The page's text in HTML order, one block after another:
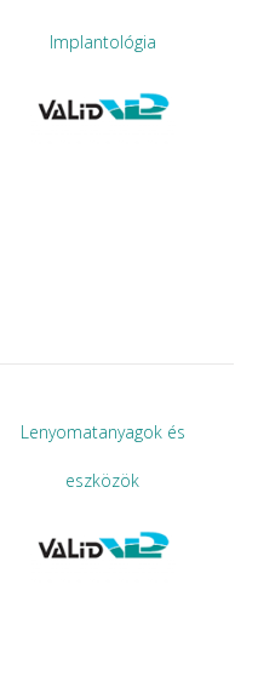
Implantológia
Lenyomatanyagok és
eszközök